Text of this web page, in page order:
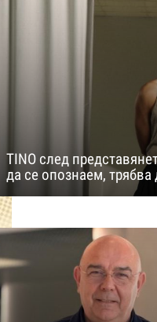
TINO след
да се опознаем,